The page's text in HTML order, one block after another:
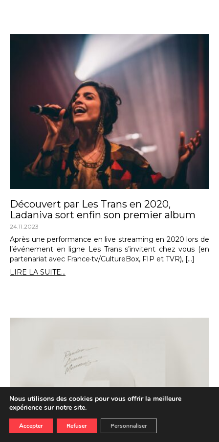
Découvert par Les Trans en 2020,
Ladaniva sort enfin son premier album
24.11.2023
Après une performance en live streaming en 2020 lors de
l’événement en ligne Les Trans s’invitent chez vous (en
partenariat avec France·tv/CultureBox, FIP et TVR), […]
LIRE LA SUITE...
Nous utilisons des cookies pour vous offrir la meilleure
expérience sur notre site.
Accepter Refuser Personnaliser